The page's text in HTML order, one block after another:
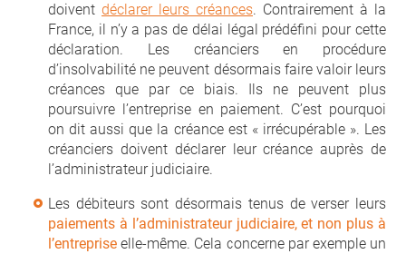
doivent déclarer leurs créances. Contrairement à la
France, il n’y a pas de délai légal prédéfini pour cette
déclaration. Les créanciers en procédure
d’insolvabilité ne peuvent désormais faire valoir leurs
créances que par ce biais. Ils ne peuvent plus
poursuivre l’entreprise en paiement. C’est pourquoi
on dit aussi que la créance est « irrécupérable ». Les
créanciers doivent déclarer leur créance auprès de
l’administrateur judiciaire.
Les débiteurs sont désormais tenus de verser leurs
paiements à l’administrateur judiciaire, et non plus à
l’entreprise elle-même. Cela concerne par exemple un